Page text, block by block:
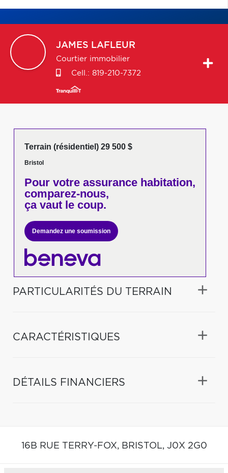
JAMES LAFLEUR
Courtier immobilier
Cell.: 819-210-7372
Terrain (résidentiel) 29 500 $
Bristol
Pour votreassurance habitation,
comparez-nous,
ça vaut le coup.
Demandez une soumission
PARTICULARITÉS DU TERRAIN
CARACTÉRISTIQUES
DÉTAILS FINANCIERS
16B RUE TERRY-FOX, BRISTOL, J0X 2G0